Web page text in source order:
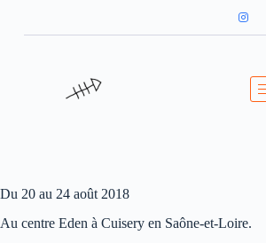
Du 20 au 24 août 2018
Au centre Eden à Cuisery en Saône-et-Loire.